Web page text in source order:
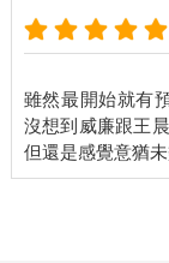
就在王晨閒得都快
了。
「殿下。」威廉張
「哦。」王晨漫不
回過神來後，他差
雖然最開始就有
沒想到威廉跟王